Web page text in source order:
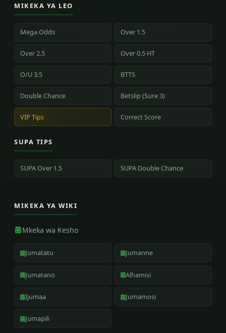
MIKEKA YA LEO
Mega Odds Over 1.5
Over 2.5 Over 0.5 HT
O/U 3.5 BTTS
Double Chance Betslip (Sure 3)
VIP Tips Correct Score
SUPA TIPS
SUPA Over 1.5 SUPA Double Chance
MIKEKA YA WIKI
Mkeka wa Kesho
Jumatatu Jumanne
Jumatano Alhamisi
Ijumaa Jumamosi
Jumapili